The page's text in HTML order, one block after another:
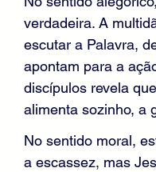
verdadeira. A
escutar a Palavra,
apontam para a
discípulos revela
alimenta sozinho, a
No sentido moral,
a escassez, mas